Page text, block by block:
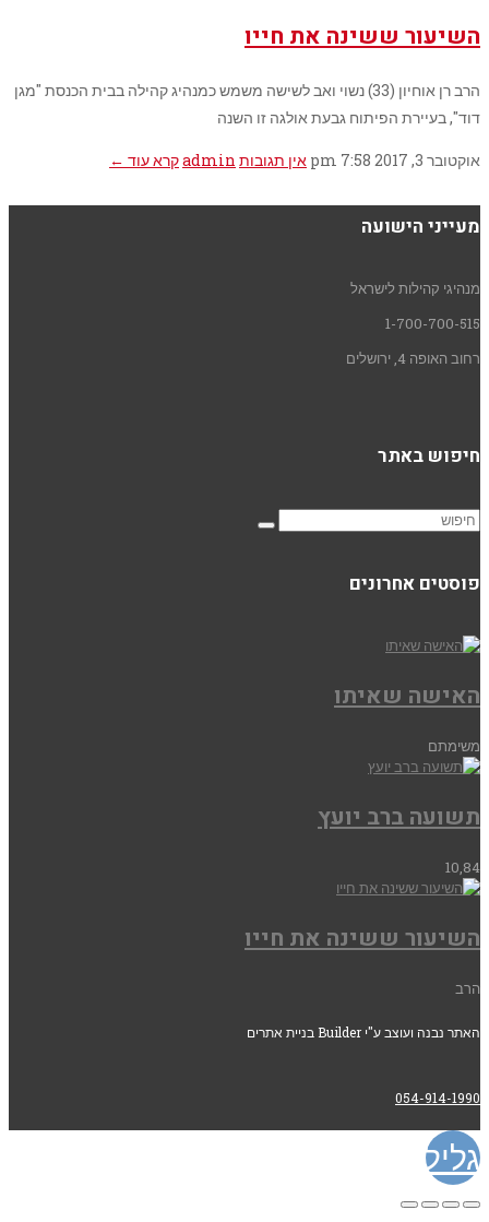
השיעור ששינה את חייו
הרב רן אוחיון (33) נשוי ואב לשישה משמש כמנהיג קהילה בבית הכנסת "מגן
דוד", בעיירת הפיתוח גבעת אולגה זו השנה
אוקטובר 3, 2017 7:58 pm אין תגובות adminקרא עוד ←
מעייני הישועה
מנהיגי קהילות לישראל
1-700-700-515
רחוב האופה 4, ירושלים
חיפוש באתר
פוסטים אחרונים
האישה שאיתו
משימתם
תשועה ברב יועץ
10,84
השיעור ששינה את חייו
הרב
האתר נבנה ועוצב ע"י Builder בניית אתרים
054-914-1990
גלילה
לראש